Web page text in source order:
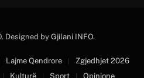
Designed by Gjilani INFO.
Lajme Qendrore
Zgjedhjet 2026
Kulturë Sport Opinione